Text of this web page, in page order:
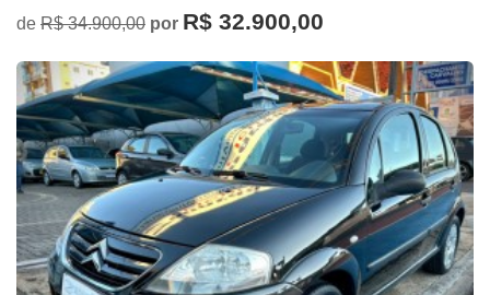
de R$ 34.900,00 por R$ 32.900,00